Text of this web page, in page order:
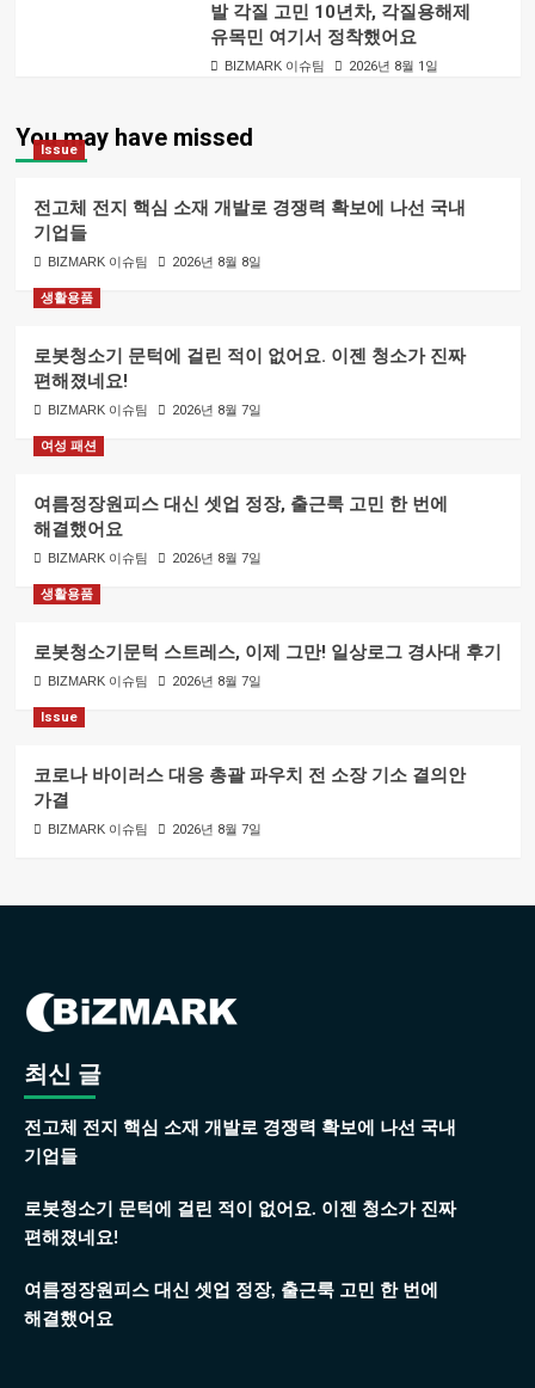
발 각질 고민 10년차, 각질용해제
유목민 여기서 정착했어요
BIZMARK 이슈팀 2026년 8월 1일
You may have missed
Issue
전고체 전지 핵심 소재 개발로 경쟁력 확보에 나선 국내
기업들
BIZMARK 이슈팀 2026년 8월 8일
생활용품
로봇청소기 문턱에 걸린 적이 없어요. 이젠 청소가 진짜
편해졌네요!
BIZMARK 이슈팀 2026년 8월 7일
여성 패션
여름정장원피스 대신 셋업 정장, 출근룩 고민 한 번에
해결했어요
BIZMARK 이슈팀 2026년 8월 7일
생활용품
로봇청소기문턱 스트레스, 이제 그만! 일상로그 경사대 후기
BIZMARK 이슈팀 2026년 8월 7일
Issue
코로나 바이러스 대응 총괄 파우치 전 소장 기소 결의안
가결
BIZMARK 이슈팀 2026년 8월 7일
최신 글
전고체 전지 핵심 소재 개발로 경쟁력 확보에 나선 국내
기업들
로봇청소기 문턱에 걸린 적이 없어요. 이젠 청소가 진짜
편해졌네요!
여름정장원피스 대신 셋업 정장, 출근룩 고민 한 번에
해결했어요